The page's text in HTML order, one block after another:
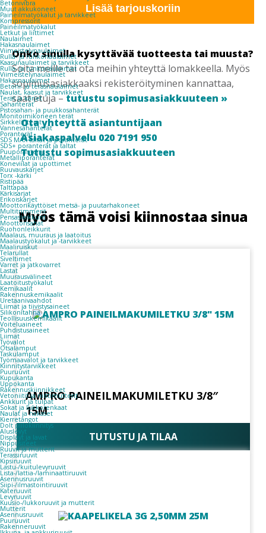
Betonivibra
Muut akkukoneet
Paineilmatyökalut ja tarvikkeet
Kompressorit
Paineilmatyökalut
Letkut ja liittimet
Naulaimet
Hakasnaulaimet
Viimeistelynaulaimet
Rulla- ja runkonaulaimet
Kaasunaulaimet ja tarvikkeet
Rulla- ja runkonaulaimet
Viimeistelynaulaimet
Hakasnaulaimet
Betoni- ja teräsnaulaimet
Naulat, kaasut ja tarvikkeet
Terät ja kärjet
Sahanterät
Pistosahan- ja puukkosahanterät
Monitoimikoneen terät
Sirkkelinterät
Vannesahanterät
Poranterät
SDS MAX taltat ja poranterät
SDS+ poranterät ja taltat
Puuporanterät
Metalliporanterät
Koneviilat ja upottimet
Ruuvauskärjet
Torx -kärki
Ristipää
Talttapää
Kärkisarjat
Erikoiskärjet
Moottorikäyttöiset metsä- ja puutarhakoneet
Multitrimmerit
Pensasleikkurit
Moottorisahat
Ruohonleikkurit
Maalaus, muuraus ja laatoitus
Maalaustyökalut ja -tarvikkeet
Maaliruiskut
Telarullat
Siveltimet
Varret ja jatkovarret
Lastat
Muurausvälineet
Laatoitustyökalut
Kemikaalit
Rakennuskemikaalit
Uretaanivaahdot
Liimat ja tiivistysaineet
Silikonitahna
Teollisuuskemikaalit
Voiteluaineet
Puhdistusaineet
Liimat
Työvalot
Otsalamput
Taskulamput
Työmaavalot ja tarvikkeet
Kiinnitys­tarvikkeet
Puuruuvit
Kupukanta
Uppokanta
Rakennuskiinnikkeet
Vetoniitit ja niittimutterit
Ankkurit ja tulpat
Sokat ja lukkorenkaat
Naulat ja hakaset
Kierretangot
Dolt piilokiinnitys
Aluslevyt
Displayt ja lavat
Nippusiteet
Ruuvit ja mutterit
Terassiruuvit
Kipsiruuvit
Lastu-/kuitulevyruuvit
Lista-/lattia-/laminaattiruuvit
Asennusruuvit
Siipi-/ilmastointiruuvit
Kateruuvit
Levyruuvit
Kuusio-/lukkoruuvit ja mutterit
Mutterit
Asennusruuvit
Puuruuvit
Rakenneruuvit
määrä Lisää tarjouskoriin
Onko sinulla kysyttävää tuotteesta tai muusta?
Soita meille tai ota meihin yhteyttä lomakkeella. Myös
sopimusasiakkaaksi rekisteröityminen kannattaa,
saat etuja –tutustu sopimusasiakkuuteen »
Ota yhteyttä asiantuntijaan
Asiakaspalvelu 020 7191 950
Tutustu sopimusasiakkuuteen
Myös tämä voisi kiinnostaa sinua
AMPRO PAINEILMAKUMILETKU 3/8″
15M
TUTUSTU JA TILAA